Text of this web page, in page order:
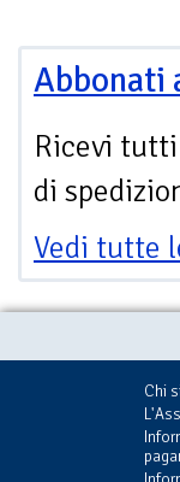
Abbonati
Ricevi
di
Vedi tutte
Chi